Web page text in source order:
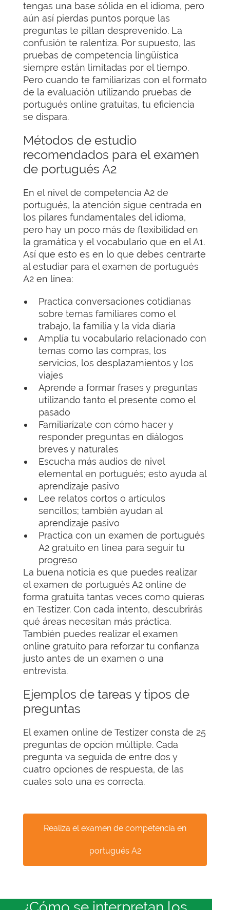
tengas una base sólida en el idioma, pero
aún así pierdas puntos porque las
preguntas te pillan desprevenido. La
confusión te ralentiza. Por supuesto, las
pruebas de competencia lingüística
siempre están limitadas por el tiempo.
Pero cuando te familiarizas con el formato
de la evaluación utilizando pruebas de
portugués online gratuitas, tu eficiencia
se dispara.
Métodos de estudio
recomendados para el examen
de portugués A2
En el nivel de competencia A2 de
portugués, la atención sigue centrada en
los pilares fundamentales del idioma,
pero hay un poco más de flexibilidad en
la gramática y el vocabulario que en el A1.
Así que esto es en lo que debes centrarte
al estudiar para el examen de portugués
A2 en línea:
Practica conversaciones cotidianas
sobre temas familiares como el
trabajo, la familia y la vida diaria
Amplía tu vocabulario relacionado con
temas como las compras, los
servicios, los desplazamientos y los
viajes
Aprende a formar frases y preguntas
utilizando tanto el presente como el
pasado
Familiarízate con cómo hacer y
responder preguntas en diálogos
breves y naturales
Escucha más audios de nivel
elemental en portugués; esto ayuda al
aprendizaje pasivo
Lee relatos cortos o artículos
sencillos; también ayudan al
aprendizaje pasivo
Practica con un examen de portugués
A2 gratuito en línea para seguir tu
progreso
La buena noticia es que puedes realizar
el examen de portugués A2 online de
forma gratuita tantas veces como quieras
en Testizer. Con cada intento, descubrirás
qué áreas necesitan más práctica.
También puedes realizar el examen
online gratuito para reforzar tu confianza
justo antes de un examen o una
entrevista.
Ejemplos de tareas y tipos de
preguntas
El examen online de Testizer consta de 25
preguntas de opción múltiple. Cada
pregunta va seguida de entre dos y
cuatro opciones de respuesta, de las
cuales solo una es correcta.
Realiza el examen de competencia en
portugués A2